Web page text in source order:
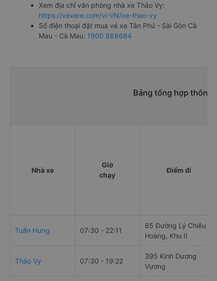
Xem địa chỉ văn phòng nhà xe Thảo Vy:
https://vexere.com/vi-VN/xe-thao-vy
Số điện thoại đặt mua vé xe Tân Phú - Sài Gòn Cà
Mau - Cà Mau: 1900 888684
Bảng tổng hợp thông
Nhà xe
Giờ
chạy
Điểm đi
Tuấn Hưng 07:30 - 22:11
85 Đường Lý Chiêu
Hoàng, Khu II
Thảo Vy 07:30 - 19:22
395 Kinh Dương
Vương